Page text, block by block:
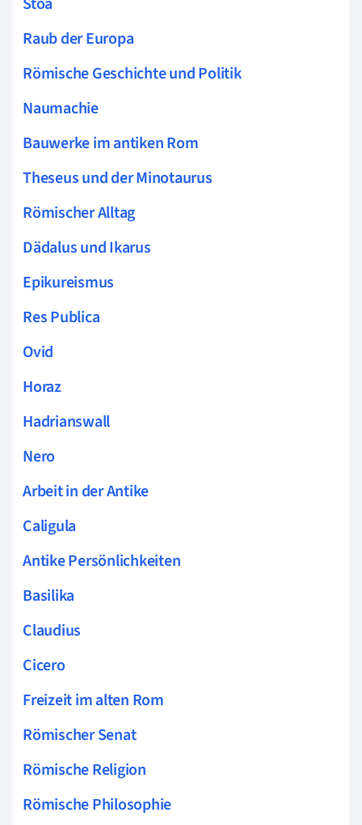
Raub der Europa
Römische Geschichte und Politik
Naumachie
Bauwerke im antiken Rom
Theseus und der Minotaurus
Römischer Alltag
Dädalus und Ikarus
Epikureismus
Res Publica
Ovid
Horaz
Hadrianswall
Nero
Arbeit in der Antike
Caligula
Antike Persönlichkeiten
Basilika
Claudius
Cicero
Freizeit im alten Rom
Römischer Senat
Römische Religion
Römische Philosophie